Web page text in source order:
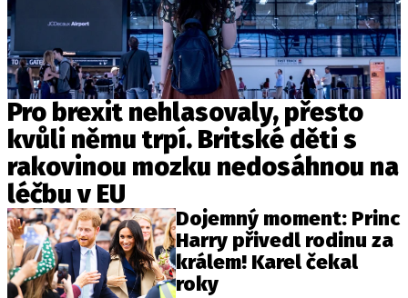
Pro brexit nehlasovaly, přesto
kvůli němu trpí. Britské děti s
rakovinou mozku nedosáhnou na
léčbu v EU
Dojemný moment: Princ
Harry přivedl rodinu za
králem! Karel čekal
roky